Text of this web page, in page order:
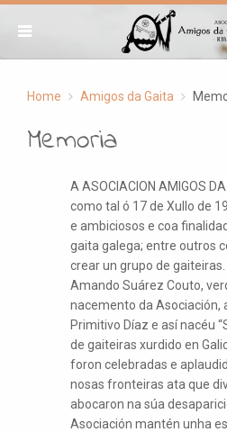
Home Amigos da Gaita
Memoria
A ASOCIACION AMIGOS
como tal ó 17 de Xullo de
e ambiciosos e coa
gaita galega; entre outros
crear un grupo de
Amando Suárez Couto,
nacemento da Asociación,
Primitivo Díaz e así nacéu
de gaiteiras xurdido en
foron celebradas e
nosas fronteiras ata que
abocaron na súa
Asociación mantén unha